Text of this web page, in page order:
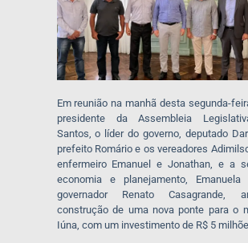
Em reunião na manhã desta segunda-
presidente da Assembleia
Santos, o líder do governo, deputado
prefeito Romário e os vereadores
enfermeiro Emanuel e Jonathan, e a
economia e planejamento, Emanuela
governador Renato Casagrande,
construção de uma nova ponte para o
Iúna, com um investimento de R$ 5